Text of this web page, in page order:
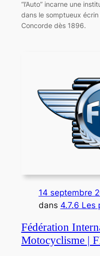
“l’Auto” incarne une
dans le somptueux
Concorde dès 1896.
14 septembre
dans 4.7.6 Les
Fédération
Motocyclisme |